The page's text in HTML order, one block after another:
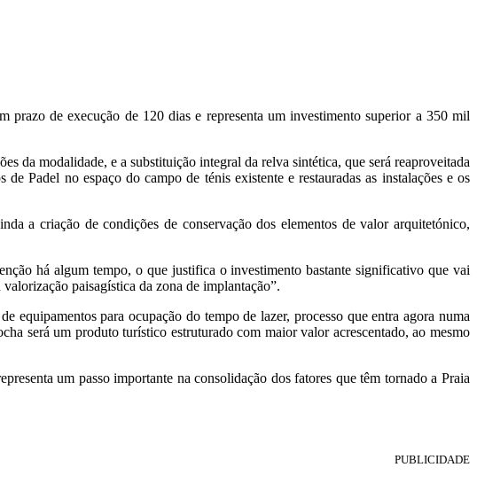
de execução de 120 dias e representa um investimento superior a 350 mil
da modalidade, e a substituição integral da relva sintética, que será reaproveitada
Padel no espaço do campo de ténis existente e restauradas as instalações e os
a criação de condições de conservação dos elementos de valor arquitetónico,
há algum tempo, o que justifica o investimento bastante significativo que vai
paisagística da zona de implantação”.
equipamentos para ocupação do tempo de lazer, processo que entra agora numa
será um produto turístico estruturado com maior valor acrescentado, ao mesmo
um passo importante na consolidação dos fatores que têm tornado a Praia
PUBLICIDADE